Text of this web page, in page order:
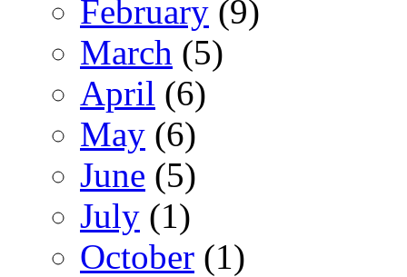
February (9)
March (5)
April (6)
May (6)
June (5)
July (1)
October (1)